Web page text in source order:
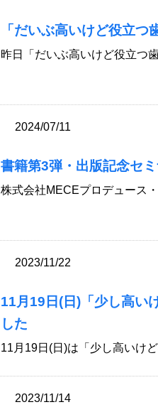
「だいぶ高いけど役立
昨日「だいぶ高いけど役立つ
2024/07/11
書籍第3弾・出版記念セ
株式会社MECEプロデュース
2023/11/22
11月19日(日)「少し高い
した
11月19日(日)は「少し高いけ
2023/11/14